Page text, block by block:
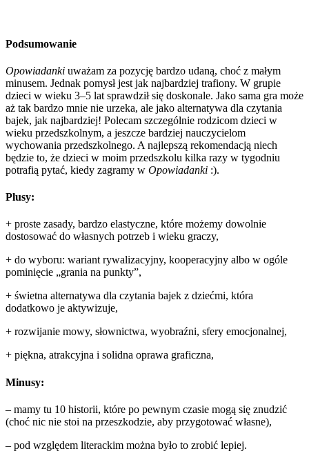
Podsumowanie
Opowiadanki uważam za pozycję bardzo udaną, choć z małym
minusem. Jednak pomysł jest jak najbardziej trafiony. W grupie
dzieci w wieku 3–5 lat sprawdził się doskonale. Jako sama gra może
aż tak bardzo mnie nie urzeka, ale jako alternatywa dla czytania
bajek, jak najbardziej! Polecam szczególnie rodzicom dzieci w
wieku przedszkolnym, a jeszcze bardziej nauczycielom
wychowania przedszkolnego. A najlepszą rekomendacją niech
będzie to, że dzieci w moim przedszkolu kilka razy w tygodniu
potrafią pytać, kiedy zagramy w Opowiadanki :).
Plusy:
+ proste zasady, bardzo elastyczne, które możemy dowolnie
dostosować do własnych potrzeb i wieku graczy,
+ do wyboru: wariant rywalizacyjny, kooperacyjny albo w ogóle
pominięcie „grania na punkty”,
+ świetna alternatywa dla czytania bajek z dziećmi, która
dodatkowo je aktywizuje,
+ rozwijanie mowy, słownictwa, wyobraźni, sfery emocjonalnej,
+ piękna, atrakcyjna i solidna oprawa graficzna,
Minusy:
– mamy tu 10 historii, które po pewnym czasie mogą się znudzić
(choć nic nie stoi na przeszkodzie, aby przygotować własne),
– pod względem literackim można było to zrobić lepiej.